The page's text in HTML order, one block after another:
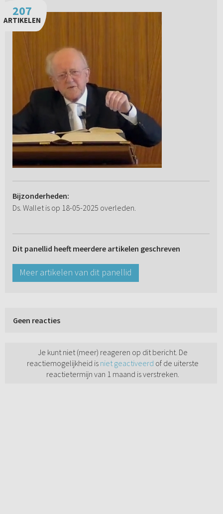
207
ARTIKELEN
Bijzonderheden:
Ds. Wallet is op 18-05-2025 overleden.
Dit panellid heeft meerdere artikelen geschreven
Meer artikelen van dit panellid
Geen reacties
Je kunt niet (meer) reageren op dit bericht. De
reactiemogelijkheid is niet geactiveerd of de uiterste
reactietermijn van 1 maand is verstreken.